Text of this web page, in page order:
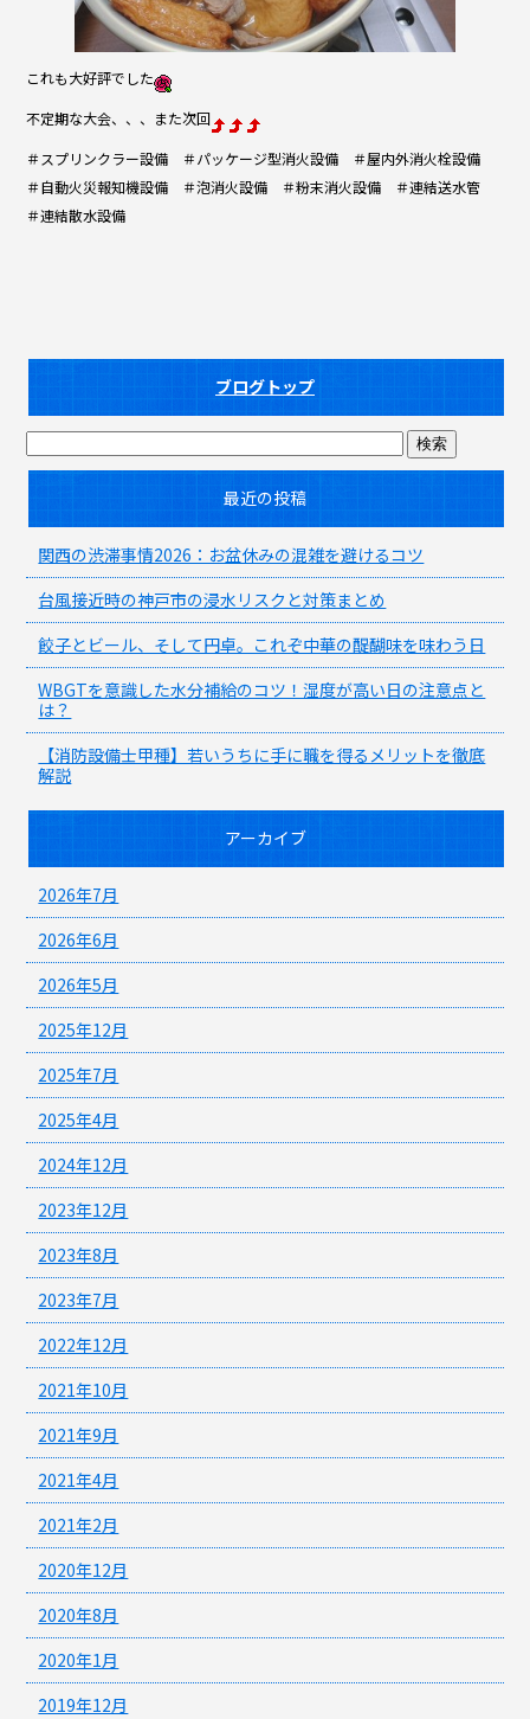
これも大好評でした
不定期な大会、、、また次回
＃スプリンクラー設備 ＃パッケージ型消火設備 ＃屋内外消火栓設備
＃自動火災報知機設備 ＃泡消火設備 ＃粉末消火設備 ＃連結送水管
＃連結散水設備
ブログトップ
最近の投稿
関西の渋滞事情2026：お盆休みの混雑を避けるコツ
台風接近時の神戸市の浸水リスクと対策まとめ
餃子とビール、そして円卓。これぞ中華の醍醐味を味わう日
WBGTを意識した水分補給のコツ！湿度が高い日の注意点と
は？
【消防設備士甲種】若いうちに手に職を得るメリットを徹底
解説
アーカイブ
2026年7月
2026年6月
2026年5月
2025年12月
2025年7月
2025年4月
2024年12月
2023年12月
2023年8月
2023年7月
2022年12月
2021年10月
2021年9月
2021年4月
2021年2月
2020年12月
2020年8月
2020年1月
2019年12月